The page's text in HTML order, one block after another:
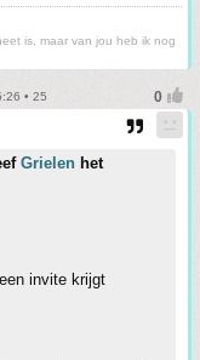
is, maar van jou heb ik nog
• 25
Grielen het
invite krijgt